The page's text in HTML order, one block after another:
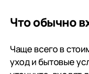
внимательны,
своих
Что обычно
Чаще всего в
уход и бытовые